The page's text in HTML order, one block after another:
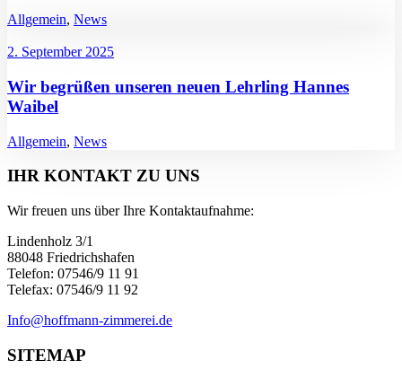
Allgemein, News
2. September 2025
Wir begrüßen unseren neuen Lehrling Hannes
Waibel
Allgemein, News
IHR KONTAKT ZU UNS
Wir freuen uns über Ihre Kontaktaufnahme:
Lindenholz 3/1
88048 Friedrichshafen
Telefon: 07546/9 11 91
Telefax: 07546/9 11 92
Info@hoffmann-zimmerei.de
SITEMAP